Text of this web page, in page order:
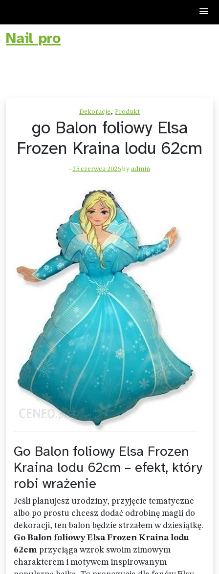
Skip
toNail pro
Dekoracje, Produkt
go Balon foliowy Elsa
Frozen Kraina lodu 62cm
- 25 czerwca 2026 by admin
Go Balon foliowy Elsa Frozen
Kraina lodu 62cm – efekt, który
robi wrażenie
Jeśli planujesz urodziny, przyjęcie tematyczne
albo po prostu chcesz dodać odrobinę magii do
dekoracji, ten balon będzie strzałem w dziesiątkę.
Go Balon foliowy Elsa Frozen Kraina lodu
62cm przyciąga wzrok swoim zimowym
charakterem i motywem inspirowanym